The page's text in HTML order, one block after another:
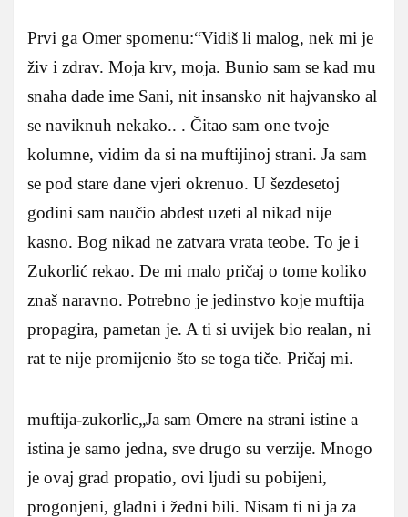
Prvi ga Omer spomenu:“Vidiš li malog, nek mi je
živ i zdrav. Moja krv, moja. Bunio sam se kad mu
snaha dade ime Sani, nit insansko nit hajvansko al
se naviknuh nekako.. . Čitao sam one tvoje
kolumne, vidim da si na muftijinoj strani. Ja sam
se pod stare dane vjeri okrenuo. U šezdesetoj
godini sam naučio abdest uzeti al nikad nije
kasno. Bog nikad ne zatvara vrata teobe. To je i
Zukorlić rekao. De mi malo pričaj o tome koliko
znaš naravno. Potrebno je jedinstvo koje muftija
propagira, pametan je. A ti si uvijek bio realan, ni
rat te nije promijenio što se toga tiče. Pričaj mi.
muftija-zukorlic„Ja sam Omere na strani istine a
istina je samo jedna, sve drugo su verzije. Mnogo
je ovaj grad propatio, ovi ljudi su pobijeni,
progonjeni, gladni i žedni bili. Nisam ti ni ja za